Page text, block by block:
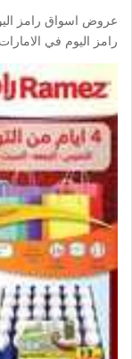
عروض اسواق رامز
رامز اليوم في